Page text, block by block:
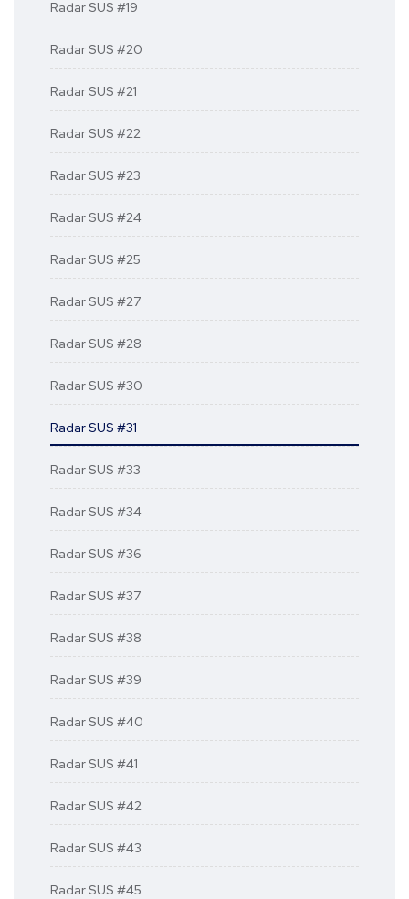
Radar SUS #19
Radar SUS #20
Radar SUS #21
Radar SUS #22
Radar SUS #23
Radar SUS #24
Radar SUS #25
Radar SUS #27
Radar SUS #28
Radar SUS #30
Radar SUS #31
Radar SUS #33
Radar SUS #34
Radar SUS #36
Radar SUS #37
Radar SUS #38
Radar SUS #39
Radar SUS #40
Radar SUS #41
Radar SUS #42
Radar SUS #43
Radar SUS #45